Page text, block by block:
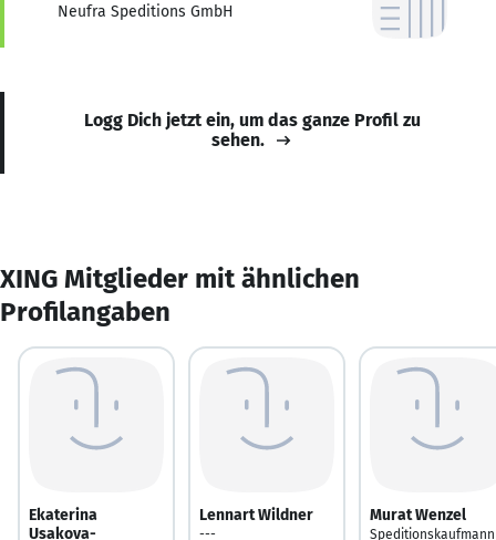
Neufra Speditions GmbH
Logg Dich jetzt ein, um das ganze Profil zu
sehen.
XING Mitglieder mit ähnlichen
Profilangaben
Ekaterina
Usakova-
Lennart Wildner
---
Murat Wenzel
Speditionskaufmann